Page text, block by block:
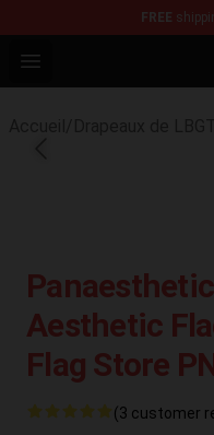
FREE
Open menu
Aesthetic
Flag Store
(3 customer